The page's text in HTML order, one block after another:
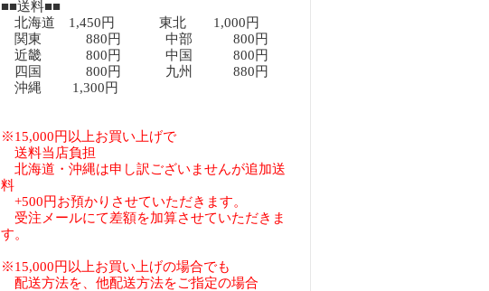
■■送料■■
北海道 1,450円 東北 1,000円
関東 880円 中部 800円
近畿 800円 中国 800円
四国 800円 九州 880円
沖縄 1,300円
※15,000円以上お買い上げで
送料当店負担
北海道・沖縄は申し訳ございませんが追加送
料
+500円お預かりさせていただきます。
受注メールにて差額を加算させていただきま
す。
※15,000円以上お買い上げの場合でも
配送方法を、他配送方法をご指定の場合